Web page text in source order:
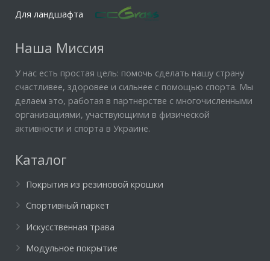
Для ландшафта
Наша Миссия
У нас есть простая цель: помочь сделать нашу страну
счастливее, здоровее и сильнее с помощью спорта. Мы
делаем это, работая в партнерстве с многочисленными
организациями, участвующими в физической
активности и спорта в Украине.
Каталог
Покрытия из резиновой крошки
Спортивный паркет
Искусственная трава
Модульное покрытие